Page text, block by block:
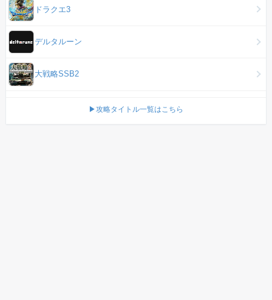
ドラクエ3
デルタルーン
大戦略SSB2
▶攻略タイトル一覧はこちら